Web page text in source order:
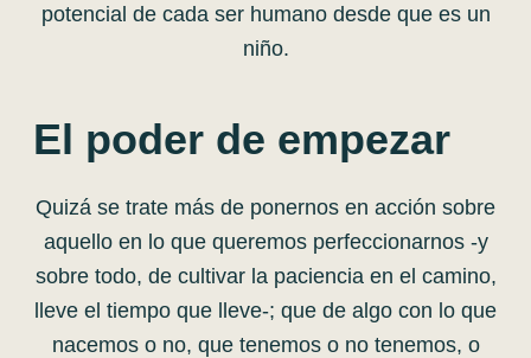
potencial de cada ser humano desde que es un
niño.
El poder de empezar
Quizá se trate más de ponernos en acción sobre
aquello en lo que queremos perfeccionarnos -y
sobre todo, de cultivar la paciencia en el camino,
lleve el tiempo que lleve-; que de algo con lo que
nacemos o no, que tenemos o no tenemos, o